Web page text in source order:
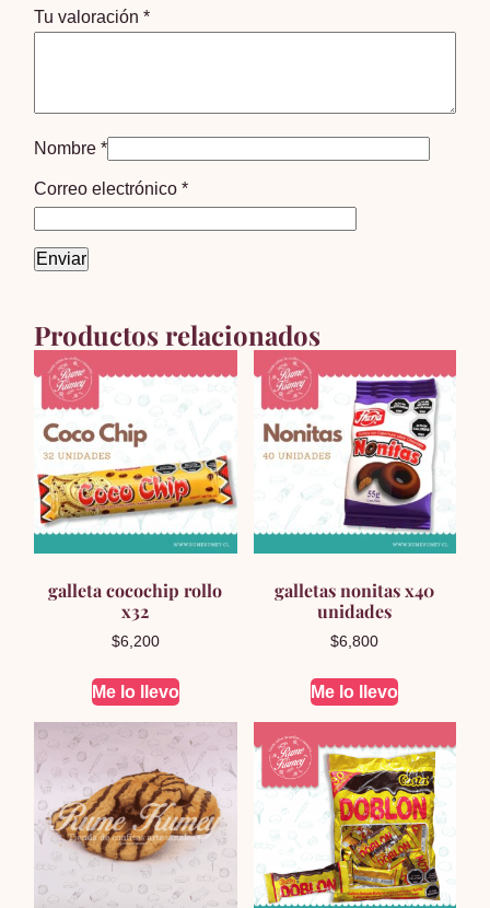
Tu valoración*
Nombre*
Correo electrónico*
Productos relacionados
galleta cocochip rollo
x32
$6,200
Me lo llevo
galletas nonitas x40
unidades
$6,800
Me lo llevo